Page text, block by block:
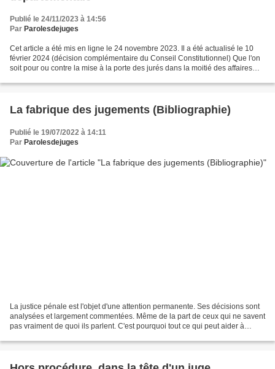
Publié le 24/11/2023 à 14:56
Par Parolesdejuges
Cet article a été mis en ligne le 24 novembre 2023. Il a été actualisé le 10
février 2024 (décision complémentaire du Conseil Constitutionnel) Que l'on
soit pour ou contre la mise à la porte des jurés dans la moitié des affaires
La fabrique des jugements (Bibliographie)
Publié le 19/07/2022 à 14:11
Par Parolesdejuges
La justice pénale est l'objet d'une attention permanente. Ses décisions sont
analysées et largement commentées. Même de la part de ceux qui ne savent
pas vraiment de quoi ils parlent. C'est pourquoi tout ce qui peut aider à